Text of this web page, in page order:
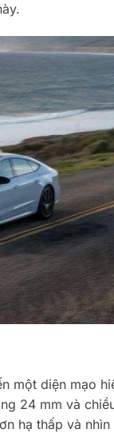
một diện mạo
24 mm và
hạ thấp và